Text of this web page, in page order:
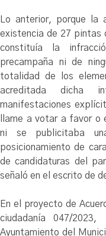
Lo anterior, porque la
existencia de 27 pintas
constituía la
precampaña ni de
totalidad de los
acreditada dicha
manifestaciones
llame a votar a favor o
ni se publicitaba
posicionamiento de
de candidaturas del
señaló en el escrito de
En el proyecto de
ciudadanía 047/
Ayuntamiento del